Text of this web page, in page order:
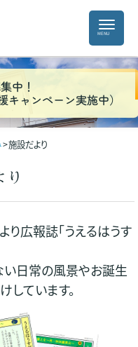
>施設だより
り
り広報誌「うえるはうす
日常の風景やお誕生
しています。
中！
キャンペーン実施中）